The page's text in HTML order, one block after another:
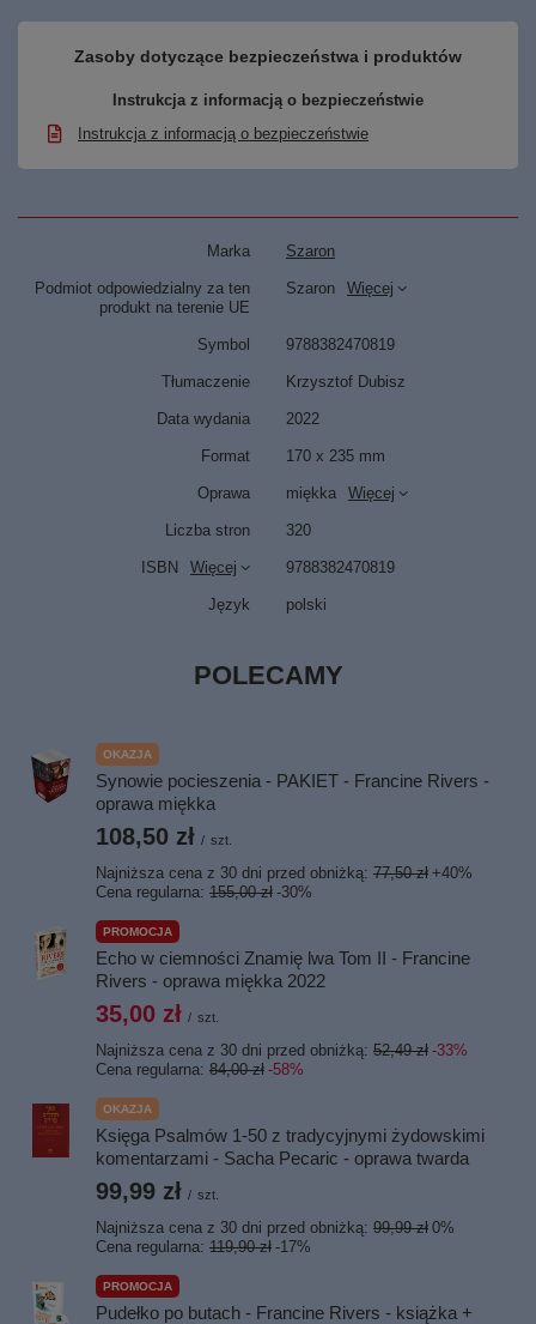
Zasoby dotyczące bezpieczeństwa i produktów
Instrukcja z informacją o bezpieczeństwie
Instrukcja z informacją o bezpieczeństwie
Marka Szaron
Podmiot odpowiedzialny za ten
produkt na terenie UE
Szaron Więcej
Symbol 9788382470819
Tłumaczenie Krzysztof Dubisz
Data wydania 2022
Format 170 x 235 mm
Oprawa miękka Więcej
Liczba stron 320
ISBN Więcej 9788382470819
Język polski
POLECAMY
OKAZJA
Synowie pocieszenia - PAKIET - Francine Rivers -
oprawa miękka
108,50 zł / szt.
Najniższa cena z 30 dni przed obniżką: 77,50 zł +40%
Cena regularna: 155,00 zł -30%
PROMOCJA
Echo w ciemności Znamię lwa Tom II - Francine
Rivers - oprawa miękka 2022
35,00 zł / szt.
Najniższa cena z 30 dni przed obniżką: 52,49 zł -33%
Cena regularna: 84,00 zł -58%
OKAZJA
Księga Psalmów 1-50 z tradycyjnymi żydowskimi
komentarzami - Sacha Pecaric - oprawa twarda
99,99 zł / szt.
Najniższa cena z 30 dni przed obniżką: 99,99 zł 0%
Cena regularna: 119,90 zł -17%
PROMOCJA
Pudełko po butach - Francine Rivers - książka +